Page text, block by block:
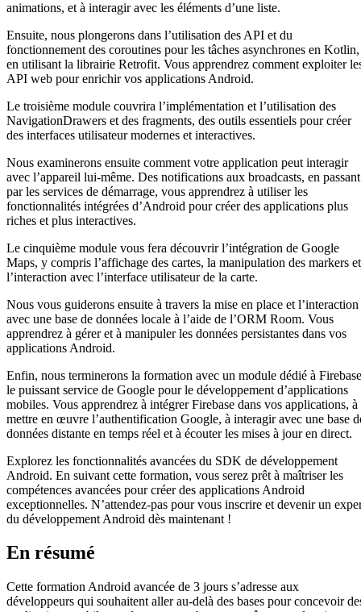
animations, et à interagir avec les éléments d’une liste.
Ensuite, nous plongerons dans l’utilisation des API et du
fonctionnement des coroutines pour les tâches asynchrones en Kotlin,
en utilisant la librairie Retrofit. Vous apprendrez comment exploiter
API web pour enrichir vos applications Android.
Le troisième module couvrira l’implémentation et l’utilisation des
NavigationDrawers et des fragments, des outils essentiels pour créer
des interfaces utilisateur modernes et interactives.
Nous examinerons ensuite comment votre application peut interagir
avec l’appareil lui-même. Des notifications aux broadcasts, en passant
par les services de démarrage, vous apprendrez à utiliser les
fonctionnalités intégrées d’Android pour créer des applications plus
riches et plus interactives.
Le cinquième module vous fera découvrir l’intégration de Google
Maps, y compris l’affichage des cartes, la manipulation des markers et
l’interaction avec l’interface utilisateur de la carte.
Nous vous guiderons ensuite à travers la mise en place et l’interaction
avec une base de données locale à l’aide de l’ORM Room. Vous
apprendrez à gérer et à manipuler les données persistantes dans vos
applications Android.
Enfin, nous terminerons la formation avec un module dédié à
le puissant service de Google pour le développement d’applications
mobiles. Vous apprendrez à intégrer Firebase dans vos applications, à
mettre en œuvre l’authentification Google, à interagir avec une base
données distante en temps réel et à écouter les mises à jour en direct.
Explorez les fonctionnalités avancées du SDK de développement
Android. En suivant cette formation, vous serez prêt à maîtriser les
compétences avancées pour créer des applications Android
exceptionnelles. N’attendez-pas pour vous inscrire et devenir un
du développement Android dès maintenant !
En résumé
Cette formation Android avancée de 3 jours s’adresse aux
développeurs qui souhaitent aller au-delà des bases pour concevoir